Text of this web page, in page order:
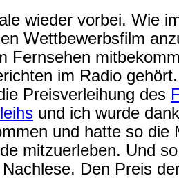
wieder vorbei. Wie
Wettbewerbsfilm
Fernsehen
im Radio
Preisverleihung des
und ich wurde
und hatte so die
mitzuerleben. Und
Den Preis